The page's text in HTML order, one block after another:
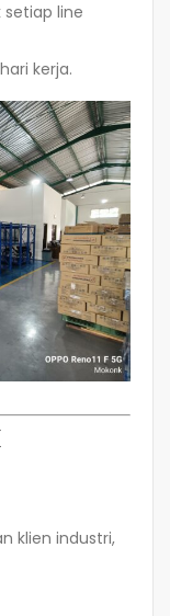
setiap line
kerja.
klien industri,